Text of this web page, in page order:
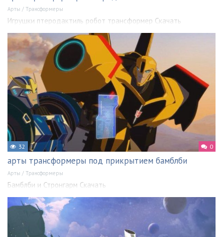
Арты / Трансформеры
Игрушки птеродактиль робот трансформер Скачать
32 0
арты трансформеры под прикрытием бамблби
Арты / Трансформеры
Бамблби и Стронгарм Скачать